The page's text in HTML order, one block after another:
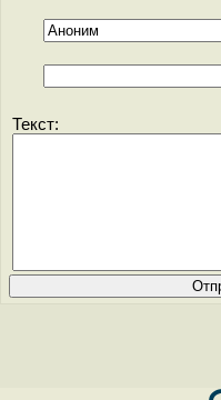
Текст: